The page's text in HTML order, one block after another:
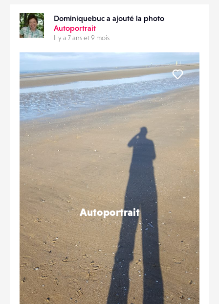
Dominiquebuc a ajouté la photo
Autoportrait
Il y a 7 ans et 9 mois
Autoportrait
Liker